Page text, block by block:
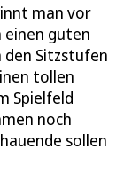
man vor
einen guten
den Sitzstufen
tollen
Spielfeld
noch
sollen